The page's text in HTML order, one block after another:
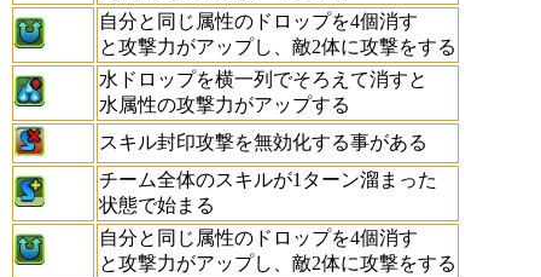
自分と同じ属性のドロップを4個消す
と攻撃力がアップし、敵2体に攻撃をする
水ドロップを横一列でそろえて消すと
水属性の攻撃力がアップする
スキル封印攻撃を無効化する事がある
チーム全体のスキルが1ターン溜まった
状態で始まる
自分と同じ属性のドロップを4個消す
と攻撃力がアップし、敵2体に攻撃をする